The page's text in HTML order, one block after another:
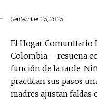
September 25, 2025
El Hogar Comunitario
Colombia— resuena
función de la tarde.
practican sus pasos
madres ajustan faldas